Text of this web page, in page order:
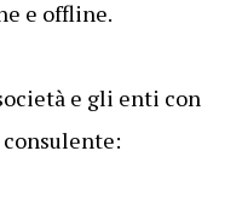
e offline.
e gli enti con